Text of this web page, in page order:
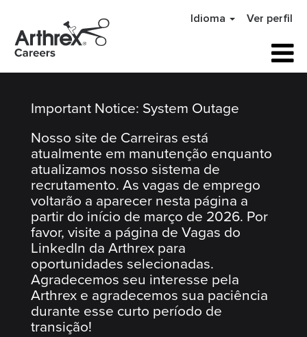
Careers
Home
Idioma Ver perfil
Important Notice: System Outage
Nosso site de Carreiras está
atualmente em manutenção enquanto
atualizamos nosso sistema de
recrutamento. As vagas de emprego
voltarão a aparecer nesta página a
partir do início de março de 2026. Por
favor, visite a página de Vagas do
LinkedIn da Arthrex para
oportunidades selecionadas.
Agradecemos seu interesse pela
Arthrex e agradecemos sua paciência
durante esse curto período de
transição!